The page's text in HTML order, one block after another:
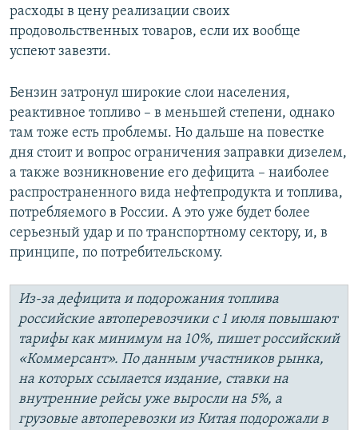
расходы в цену реализации своих
продовольственных товаров, если их вообще
успеют завезти.
Бензин затронул широкие слои населения,
реактивное топливо – в меньшей степени, однако
там тоже есть проблемы. Но дальше на повестке
дня стоит и вопрос ограничения заправки дизелем,
а также возникновение его дефицита – наиболее
распространенного вида нефтепродукта и топлива,
потребляемого в России. А это уже будет более
серьезный удар и по транспортному сектору, и, в
принципе, по потребительскому.
Из-за дефицита и подорожания топлива
российские автоперевозчики с 1 июля повышают
тарифы как минимум на 10%, пишет российский
«Коммерсант». По данным участников рынка,
на которых ссылается издание, ставки на
внутренние рейсы уже выросли на 5%, а
грузовые автоперевозки из Китая подорожали в